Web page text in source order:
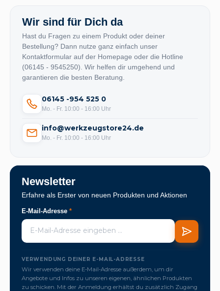
Wir sind für Dich da
Hast du Fragen zu einem Produkt oder deiner
Bestellung? Dann nutze ganz einfach unser
Kontaktformular auf der Homepage oder die Hotline
(06145 - 9545250). Wir helfen dir umgehend und
garantieren die besten Beratung.
06145 -954 525 0
Mo. - Fr. 10:00 - 16:00 Uhr
info@werkzeugstore24.de
Mo. - Fr. 10:00 - 16:00 Uhr
Newsletter
Erfahre als Erster von neuen Produkten und Aktionen
E-Mail-Adresse *
VERWENDUNG DEINER E-MAIL-ADRESSE
Wir verwenden deine E-Mail-Adresse außerdem, um dir
Angebote und Infos zu unseren eigenen, ähnlichen Produkten
zu schicken. Mit der Anmeldung erhältst du zusätzlich Zugang